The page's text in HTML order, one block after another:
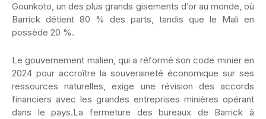
Gounkoto, un des plus grands gisements d’or au monde, où
Barrick détient 80 % des parts, tandis que le Mali en
possède 20 %.
Le gouvernement malien, qui a réformé son code minier en
2024 pour accroître la souveraineté économique sur ses
ressources naturelles, exige une révision des accords
financiers avec les grandes entreprises minières opérant
dans le pays.La fermeture des bureaux de Barrick à